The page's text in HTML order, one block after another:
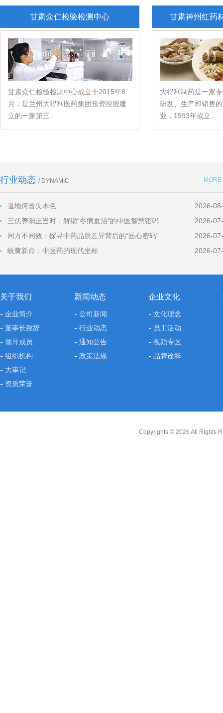
甘肃众仁检验检测中心
甘肃众仁检验检测中心成立于2015年8
月，是兰州大得利医药集团投资控股建
立的一家第三..
甘肃神州红药
大得利制药是一家
研发、生产和销售
业，1993年成立..
行业动态 / DYNAMIC MORE
道地何曾失本色
2026-
三伏养阳正当时：解锁“冬病夏治”的中医智慧密码
2026-
同方不同效：探寻中药品质差异背后的“匠心密码”
2026-
岐黄新命：中医药的现代坐标
2026-
关于我们
企业简介
董事长致辞
领导成员
组织机构
大事记
资质荣誉
新闻动态
公司新闻
行业动态
通知公告
政策法规
企业文化
文化理念
员工活动
视频专区
品牌诠释
Copyrights © 2026 All Rights